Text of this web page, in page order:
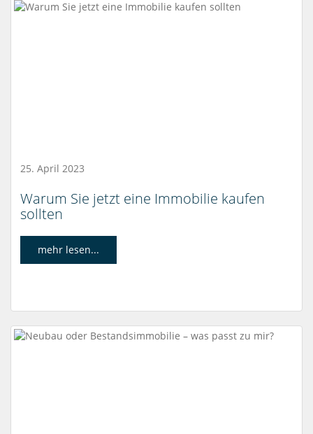
25. April 2023
Warum Sie jetzt eine Immobilie kaufen
sollten
mehr lesen...